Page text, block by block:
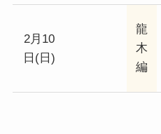
2月10
日(日)
龍
木
編